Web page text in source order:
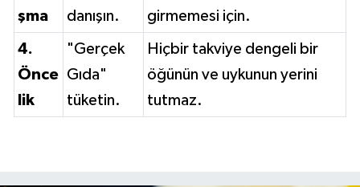
şma
danışın.
girmemesi için.
4.
Önce
lik
"Gerçek
Gıda"
tüketin.
Hiçbir takviye dengeli bir
öğünün ve uykunun yerini
tutmaz.